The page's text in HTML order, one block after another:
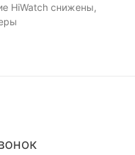
HiWatch снижены,